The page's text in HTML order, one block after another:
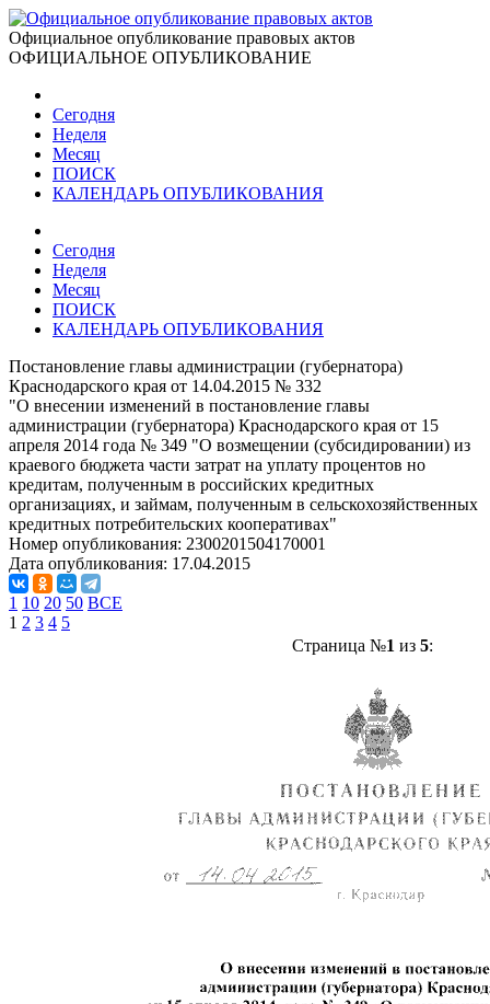
Официальное опубликование правовых актов
ОФИЦИАЛЬНОЕ ОПУБЛИКОВАНИЕ
Сегодня
Неделя
Месяц
ПОИСК
КАЛЕНДАРЬ ОПУБЛИКОВАНИЯ
Сегодня
Неделя
Месяц
ПОИСК
КАЛЕНДАРЬ ОПУБЛИКОВАНИЯ
Постановление главы администрации (губернатора)
Краснодарского края от 14.04.2015 № 332
"О внесении изменений в постановление главы
администрации (губернатора) Краснодарского края от 15
апреля 2014 года № 349 "О возмещении (субсидировании) из
краевого бюджета части затрат на уплату процентов но
кредитам, полученным в российских кредитных
организациях, и займам, полученным в сельскохозяйственных
кредитных потребительских кооперативах"
Номер опубликования: 2300201504170001
Дата опубликования: 17.04.2015
1 10 20 50 ВСЕ
1 2 3 4 5
Страница №1 из 5: